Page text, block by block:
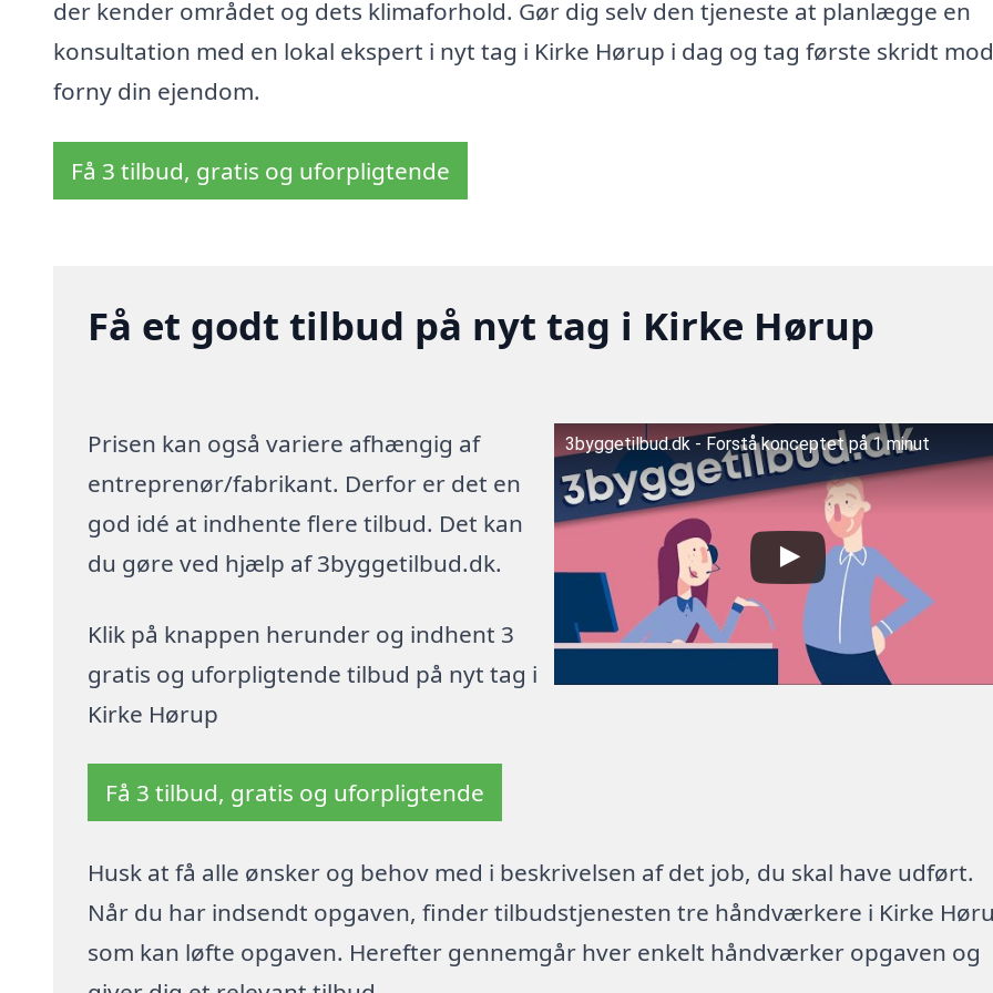
der kender området og dets klimaforhold. Gør dig selv den tjeneste at planlægge en
konsultation med en lokal ekspert i nyt tag i Kirke Hørup i dag og tag første skridt
forny din ejendom.
Få 3 tilbud, gratis og uforpligtende
Få et godt tilbud på nyt tag i Kirke Hørup
Prisen kan også variere afhængig af
entreprenør/fabrikant. Derfor er det en
god idé at indhente flere tilbud. Det kan
du gøre ved hjælp af 3byggetilbud.dk.
Klik på knappen herunder og indhent 3
gratis og uforpligtende tilbud på nyt tag i
Kirke Hørup
Få 3 tilbud, gratis og uforpligtende
3byggetilbud.dk - Forstå konceptet på 1 minut
Husk at få alle ønsker og behov med i beskrivelsen af det job, du skal have udført.
Når du har indsendt opgaven, finder tilbudstjenesten tre håndværkere i Kirke
som kan løfte opgaven. Herefter gennemgår hver enkelt håndværker opgaven og